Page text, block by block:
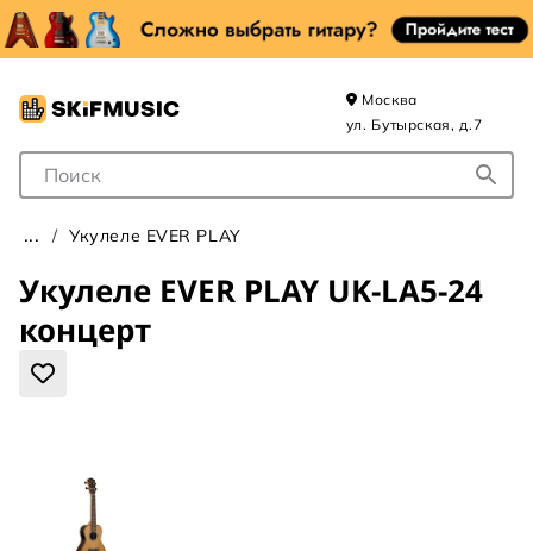
Поле для Поиска
Москва
ул. Бутырская, д.7
Укулеле EVER PLAY
Укулеле EVER PLAY UK-LA5-24
концерт